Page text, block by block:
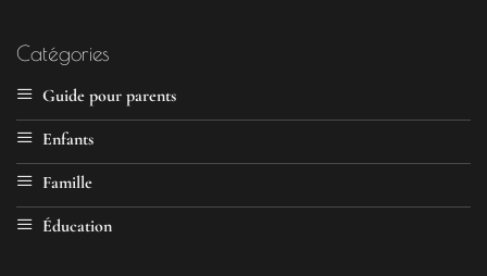
Catégories
Guide pour parents
Enfants
Famille
Éducation